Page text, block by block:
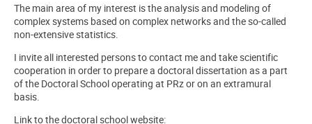
The main area of ​​my interest is the analysis and modeling of
complex systems based on complex networks and the so-called
non-extensive statistics.
I invite all interested persons to contact me and take scientific
cooperation in order to prepare a doctoral dissertation as a part
of the Doctoral School operating at PRz or on an extramural
basis.
Link to the doctoral school website: